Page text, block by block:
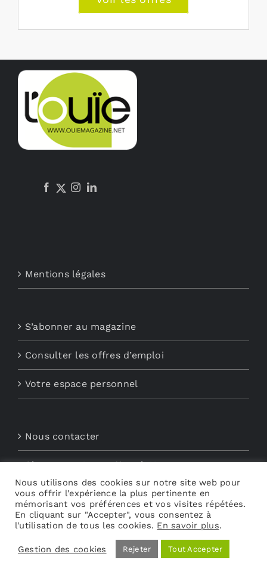
Mentions légales
S’abonner au magazine
Consulter les offres d’emploi
Votre espace personnel
Nous contacter
Abonnements aux Newsletters
Découvrez My Audio
Nous utilisons des cookies sur notre site web pour
vous offrir l'expérience la plus pertinente en
mémorisant vos préférences et vos visites répétées.
En cliquant sur "Accepter", vous consentez à
l'utilisation de tous les cookies. En savoir plus.
Gestion des cookies Rejeter Tout Accepter